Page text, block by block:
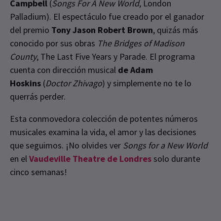
Campbell (Songs For A New World, London
Palladium). El espectáculo fue creado por el ganador
del premio Tony Jason Robert Brown, quizás más
conocido por sus obras The Bridges of Madison
County, The Last Five Years y Parade. El programa
cuenta con dirección musical de Adam
Hoskins (Doctor Zhivago) y simplemente no te lo
querrás perder.
Esta conmovedora colección de potentes números
musicales examina la vida, el amor y las decisiones
que seguimos. ¡No olvides ver Songs for a New World
en elVaudeville Theatre de Londres solo durante
cinco semanas!